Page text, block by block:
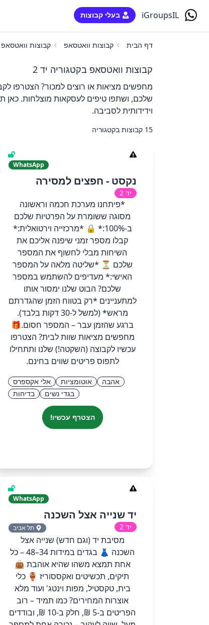
iGroupsIL בעלי קבוצות
דף הבית קבוצות וואטסאפ קבוצות וואטסאפ
קבוצות וואטסאפ בקטגוריה יד 2
מחפשים מציאות או רוצים למכור? הצטרפו
שלכם, ושתפו טיפים לעסקאות מוצלחות. כאן
וידידותית לסביבה.
15 קבוצות בקטגוריה
WhatsApp
נקסט - חפצים למסירה
יד 2
*​פיתחנו מערכת חכמה וראשונה
מסוגה ששומרת על הפרטיות שלכם
ב-100%:* 🔒 *מרכזייה וירטואלית:*
קבלו מספר זמני שיפנה אליכם את
השיחות מבלי לחשוף את המספר
שלכם ⏳ *שליטה מלאה על המספר
האישי:* מעדיפים להשתמש במספר
שלכם? הבוט שלנו ימסור אותו
למתעניינים *רק בטווח הזמן שהגדרתם
מראש* (למשל ל-30 דקות בלבד).
ברגע שהזמן עבר – המספר חסום. ​🎁
מחפשים מציאות שוות לבית? הצטרפו
עכשיו לקבוצה (השקטה!) שלנו ותתחילו
לתפוס פריטים שווים בחינם.
אהבה אוטומציות
אלי אקספרס
בגדי נשים
בדיחות
הצטרף עכשיו!
WhatsApp
יד שנייה אצל השכנה
יד 2 תל אביב
מסיבת יד (וגם חדש) שנייה אצל
השכנה 👗 בגדים במידות 34–48 – כל
אחת תמצא משהו שהיא אוהבת 👜
תיקים, תכשיטים ואקססוריז 🏺 כלי
בית, טקסטיל, מפות וינטג' ועוד מלא
אוצרות המחירים? כמו תמיד – רוב
הפריטים ב-5 ₪, חלק ב-10 ₪, ובודדים